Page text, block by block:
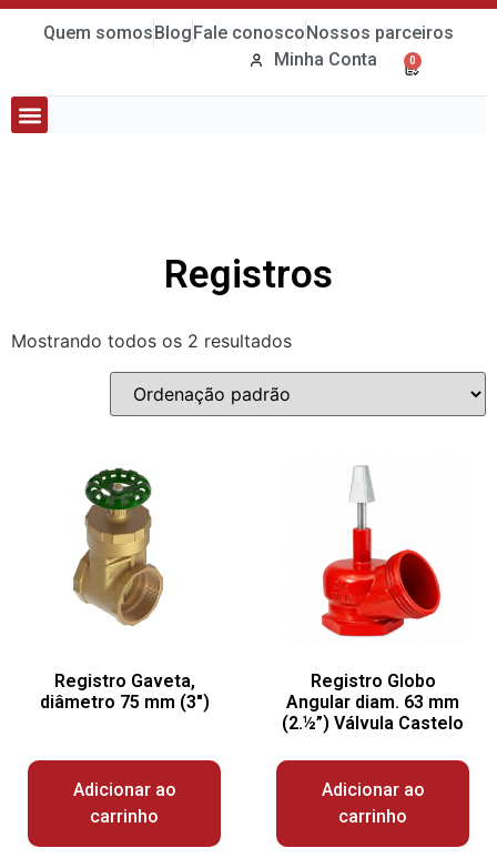
Quem somosBlogFale conoscoNossos parceiros
Minha Conta
0
Registros
Mostrando todos os 2 resultados
Registro Gaveta,
diâmetro 75 mm (3″)
Adicionar ao
carrinho
Registro Globo
Angular diam. 63 mm
(2.½”) Válvula Castelo
Adicionar ao
carrinho